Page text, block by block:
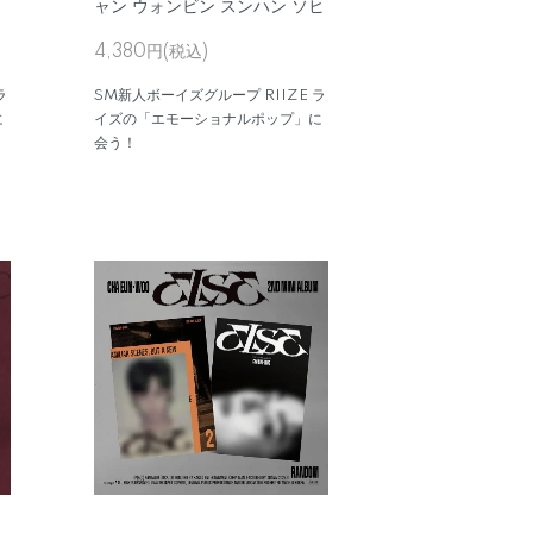
ャン ウォンビン スンハン ソヒ
4,380円(税込)
SM新人ボーイズグループ RIIZE ラ
イズの「エモーショナルポップ」に
会う！